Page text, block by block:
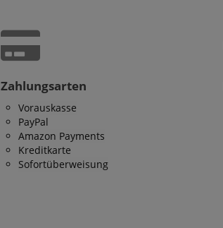
Zahlungsarten
Vorauskasse
PayPal
Amazon Payments
Kreditkarte
Sofortüberweisung